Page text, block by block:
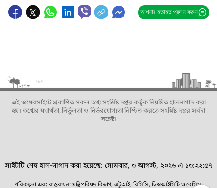
আপনার মতামত প্রদান করুন
এই ওয়েবসাইটে প্রকাশিত সকল তথ্য সংশ্লিষ্ট দপ্তর কর্তৃক নিয়মিত হালনাগাদ করা
হয়। তথ্যের যথার্থতা, নির্ভুলতা ও নির্ভরযোগ্যতা নিশ্চিত করতে সংশ্লিষ্ট দপ্তর সর্বদা
সচেষ্ট।
সাইটটি শেষ হাল-নাগাদ করা হয়েছে: সোমবার, ৩ আগস্ট, ২০২৬ এ ১৩:২২:৫৭
পরিকল্পনা এবং বাস্তবায়ন: মন্ত্রিপরিষদ বিভাগ, এটুআই, বিসিসি, ডিওআইসিটি ও বেসিস।